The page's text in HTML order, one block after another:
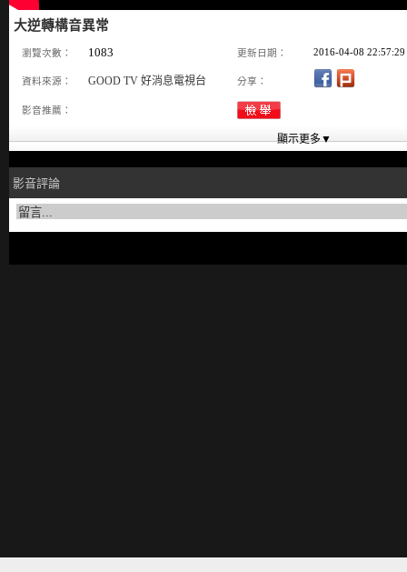
大逆轉構音異常
瀏覽次數： 1083 更新日期： 2016-04-08 22:57:29
資料來源： GOOD TV 好消息電視台 分享：
影音推薦：
影音評論